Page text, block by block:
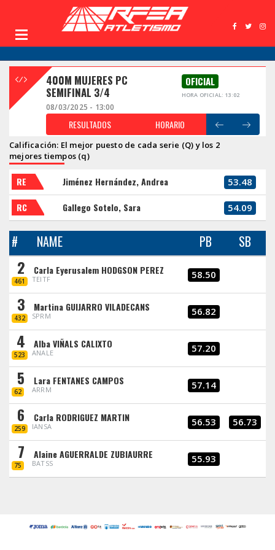
400M MUJERES PC
SEMIFINAL 3/4
OFICIAL
HORA OFICIAL: 13:02
08/03/2025 - 13:00
RESULTADOS HORARIO
Calificación: El mejor puesto de cada serie (Q) y los 2
mejores tiempos (q)
RE Jiménez Hernández, Andrea 53.48
RC Gallego Sotelo, Sara 54.09
# NAME PB SB
2
461
Carla Eyerusalem HODGSON PEREZ
TEITF 58.50
3
432
Martina GUIJARRO VILADECANS
SPRM 56.82
4
523
Alba VIÑALS CALIXTO
ANALE 57.20
5
62
Lara FENTANES CAMPOS
ARRM 57.14
6
259
Carla RODRIGUEZ MARTIN
IANSA 56.53 56.73
7
75
Alaine AGUERRALDE ZUBIAURRE
BATSS 55.93